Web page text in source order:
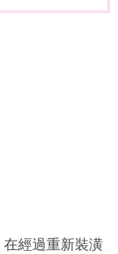
在經過重新裝潢